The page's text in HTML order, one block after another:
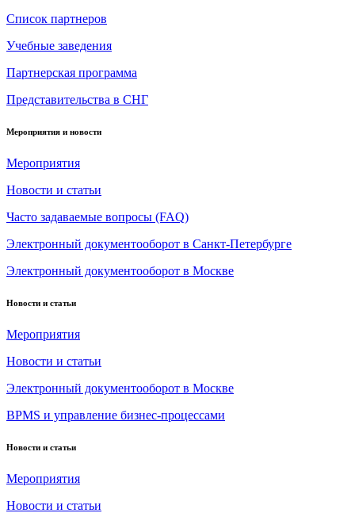
Список партнеров
Учебные заведения
Партнерская программа
Представительства в СНГ
Мероприятия и новости
Мероприятия
Новости и статьи
Часто задаваемые вопросы (FAQ)
Электронный документооборот в Санкт-Петербурге
Электронный документооборот в Москве
Новости и статьи
Мероприятия
Новости и статьи
Электронный документооборот в Москве
BPMS и управление бизнес-процессами
Новости и статьи
Мероприятия
Новости и статьи